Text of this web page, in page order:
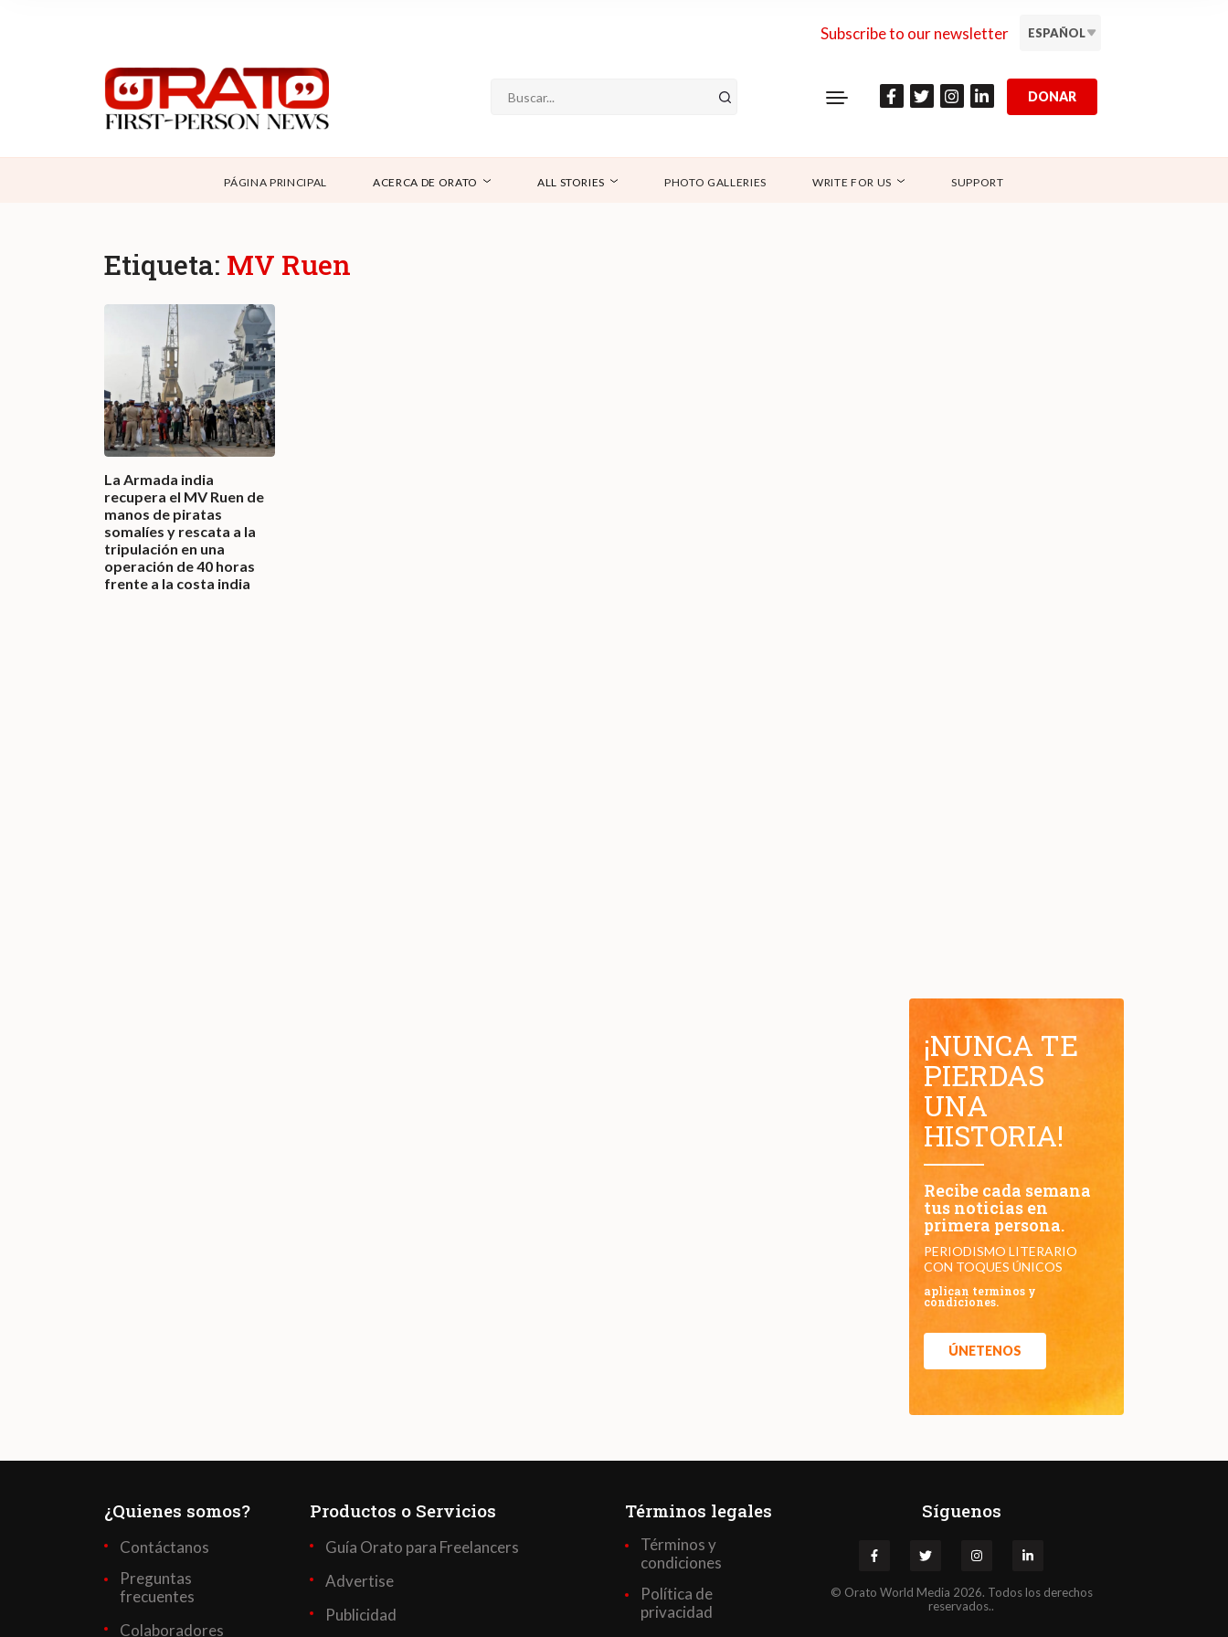
Subscribe to our newsletter ESPAÑOL
SUPPORT
CONTÁCTANOS
DONAR
PÁGINA PRINCIPAL ACERCA DE ORATO ALL STORIES PHOTO GALLERIES WRITE FOR US SUPPORT
Etiqueta: MV Ruen
La Armada india
recupera el MV Ruen de
manos de piratas
somalíes y rescata a la
tripulación en una
operación de 40 horas
frente a la costa india
¡NUNCA TE
PIERDAS
UNA
HISTORIA!
Recibe cada semana
tus noticias en
primera persona.
PERIODISMO LITERARIO
CON TOQUES ÚNICOS
aplican terminos y
condiciones.
ÚNETENOS
¿Quienes somos?
Contáctanos
Preguntas
frecuentes
Colaboradores
Productos o Servicios
Guía Orato para Freelancers
Advertise
Publicidad
Términos legales
Términos y
condiciones
Política de
privacidad
Síguenos
© Orato World Media 2026. Todos los derechos
reservados..